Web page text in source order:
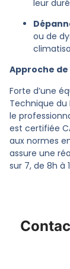
leur
ou de
Approche
Forte d’une
Technique du
le
est certifiée
aux normes
assure une
sur 7, de 8h à